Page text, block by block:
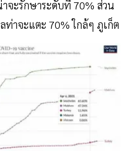
จะรักษาระดับที่ 70% ส่วน
ท่าจะแตะ 70% ใกล้ๆ ภูเก็ต